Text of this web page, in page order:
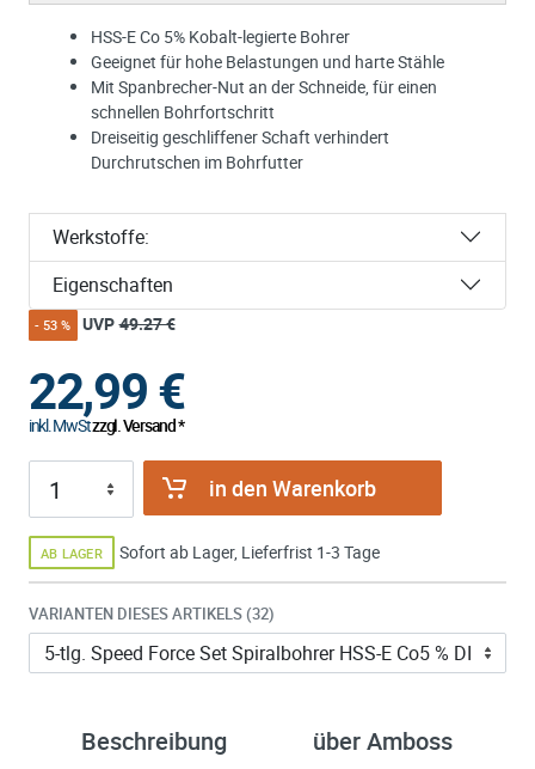
HSS-E Co 5% Kobalt-legierte Bohrer
Geeignet für hohe Belastungen und harte Stähle
Mit Spanbrecher-Nut an der Schneide, für einen
schnellen Bohrfortschritt
Dreiseitig geschliffener Schaft verhindert
Durchrutschen im Bohrfutter
Werkstoffe:
Eigenschaften
- 53 % UVP 49.27 €
22,99€
inkl. MwStzzgl. Versand *
in den Warenkorb
AB LAGER Sofort ab Lager, Lieferfrist 1-3 Tage
VARIANTEN DIESES ARTIKELS (32)
Beschreibung über Amboss